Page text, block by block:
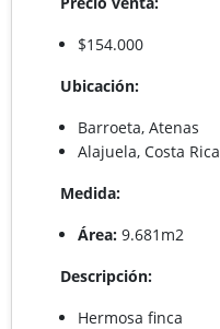
$154.000
Ubicación:
Barroeta, Atenas
Alajuela, Costa Rica
Medida:
Área: 9.681m2
Descripción:
Hermosa finca